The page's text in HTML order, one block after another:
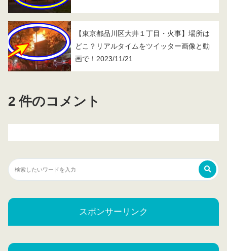
【東京都品川区大井１丁目・火事】場所は
どこ？リアルタイムをツイッター画像と動
画で！2023/11/21
2 件のコメント
スポンサーリンク